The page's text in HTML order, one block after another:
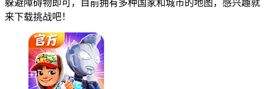
躲避障碍物即可，目前拥有多种国家和城市的地图，感兴趣就
来下载挑战吧！